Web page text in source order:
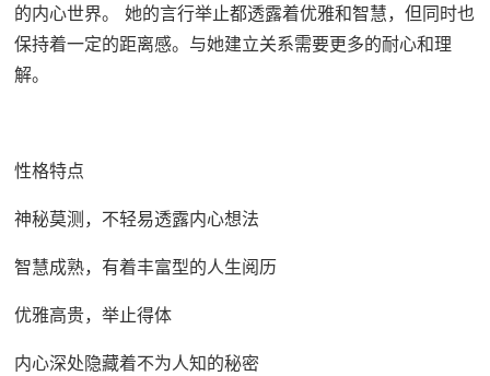
的内心世界。 她的言行举止都透露着优雅和智慧，但同时也
保持着一定的距离感。与她建立关系需要更多的耐心和理
解。
性格特点
神秘莫测，不轻易透露内心想法
智慧成熟，有着丰富型的人生阅历
优雅高贵，举止得体
内心深处隐藏着不为人知的秘密